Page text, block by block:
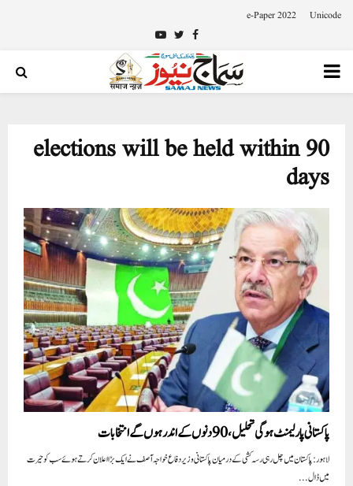
Unicode
e-Paper 2022
Facebook
Twitter
Youtube
PRIMARY
elections will be held within 90
days
پاکستانی پارلیمنٹ ہوگی تحلیل، 90دنوں کے اندر ہوں گے انتخابات
لاہور: پاکستان میں چل رہی رسہ کشی کے درمیان پاکستانی وزیر دفاع خواجہ آصف نے ایک بڑا اعلان کرتے ہوئے سب کو حیرت
میں ڈال...